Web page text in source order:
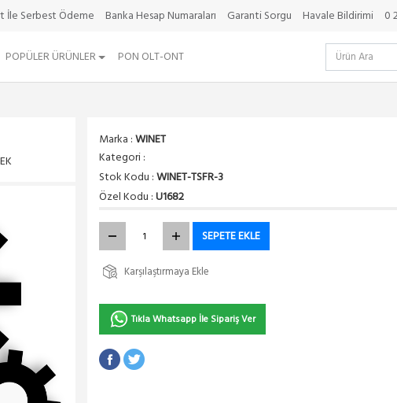
İle Serbest Ödeme Banka Hesap Numaraları Garanti Sorgu Havale Bildirimi 0
POPÜLER ÜRÜNLER PON OLT-ONT
Marka :WINET
Kategori :
Stok Kodu :WINET-TSFR-3
Özel Kodu :U1682
SEPETE EKLE
Karşılaştırmaya Ekle
Tıkla Whatsapp İle Sipariş Ver